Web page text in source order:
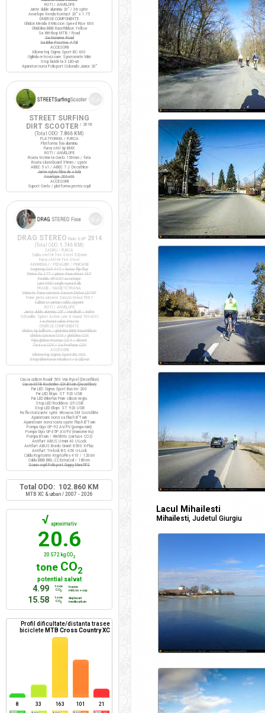
Lacul Mihailesti
Mihailesti, Judetul Giurgiu
ROTI / ANVELOPE
Jante duble aluminiu 20" / 36 spite
Anvelope Kenda Kontact 20" x 1.75
DIVERSE COMPONENTE
Ghidon Merida X-Mission Speed Rise 600
Ghidolina BBB RaceRibbon Yellow
Sa Wittkop MTB / Road
Sa Noname Road
Sa Bike Positive ATB
ACCESORII
Kilometraj Sigma Sport BC 400
Oglinda retrovizoare Syncromate Mini
Stop bicicleta 3 LED-uri
Aparatori noroi Polisport Colorado Junior 20"
STREET SURFING
DIRT SCOOTER / 2016
(Total ODO: 7.866 KM )
PLATFORMA / FURCA
Platforma fixa aluminiu
Furca otel tip BMX
ROTI / ANVELOPE
Roata trotineta Oxelo 150mm / fata
Roata skateboard 59mm / spate
ABEC 5 x1 / ABEC 7 // Decathlon
Jante nylon/fibra de sticla
Anvelope 200x40
ACCESORII
Suport Oxelo / platforma pentru copil
DRAG STEREO Fixie/SSP 2014
(Total ODO: 1.746 KM )
CADRU / FURCA
Cadru otel Hi-Ten Steel 520mm
Furca otel Hi-Ten Steel
ANGRENAJ / PEDALIER / PINIOANE
Angrenaj COX 44T / butuc flip-flop
Pinion fix 17T / pinion freewheel 16T
Pedale VP-397 cu ratrape
Lant KMC single-speed alb
FRANE / MANETE FRANA
Manete frana cursiera Saccon Dekor LD74P
Frane janta cursiera Saccon Dekor FD07
Cabluri si camasi cablu Jagwire
ROTI / ANVELOPE
Jante duble aluminiu 28" / Handbuilt / inalte
Schwalbe Spicer Active Line K-Guard 700x30C
+ extensii valve Presta
DIVERSE COMPONENTE
Ghidon tip bullhorn / ghidolina BBB RaceRibbon
Ghidon cursiera COX / ghidolina COX
Pipa ghidon Promax 25.4 / 80mm
Tisa sa COX / Sa ProRace COX
ACCESORII
Kilometraj Sigma Sport BC 400
Stop BikeForce Modest / 3 LED-uri
Casca ciclism Roadr 500 Van Rysel (Decathlon)
Casca MTB Rockrider SIX Btwin (Decathlon)
Far LED Sigma Sport Buster 200
Far LED Elops ST 920 USB
Far LED BikeFun Pixie silicon negru
Stop LED Rockbros Q5 USB
Stop LED Elops ST 920 USB
Reflectorizante spite Wowow 3M Scotchlite
Aparatoare noroi sa Flash B'Twin
Aparatoare noroi roata spate Flash B'Twin
Pompa Giyo GP-92 AV/FV (pompa mini)
Pompa Giyo GF-35P AV/FV (manometru)
Pompa Btwin / Weldtite (cartuse CO2)
Antifurt ABUS U-mini 40 U-Lock
Antifurt ABUS Bordo Granit 6500 X-Plus
Antifurt Trelock BS 450 U-Lock
Cablu Kryptonite KryptoFlex 410 / 120cm
Cablu BBB BBL-22 ExtraCoil / 180cm
Scaun copil Polisport Guppy Maxi FFS
Total ODO: 102.860 KM
MTB XC & urban / 2007 - 2026
√ aproximativ
20.6
20 572 kg CO2
tone CO2
potential salvat
4.99
tone
CO2
trasee
mtb/xc + ssp
15.58
tone
CO2
deplasari
mediu urban
Profil dificultate/distanta trasee
biciclete MTB Cross Country XC
8 33 163 101 21